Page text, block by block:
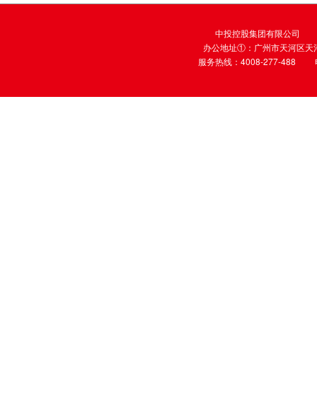
中投控股集团有限公司
办公地址①：广州市天河区天
服务热线：4008-277-488